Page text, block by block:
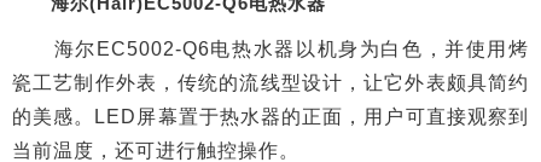
海尔EC5002-Q6电热水器以机身为白色，并使用烤
瓷工艺制作外表，传统的流线型设计，让它外表颇具简约
的美感。LED屏幕置于热水器的正面，用户可直接观察到
当前温度，还可进行触控操作。